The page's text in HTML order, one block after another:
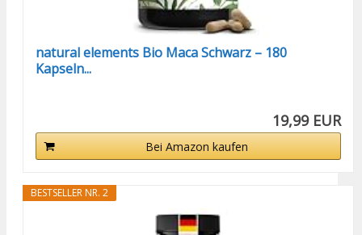
natural elements Bio Maca Schwarz – 180
Kapseln...
19,99 EUR
Bei Amazon kaufen
BESTSELLER NR. 2